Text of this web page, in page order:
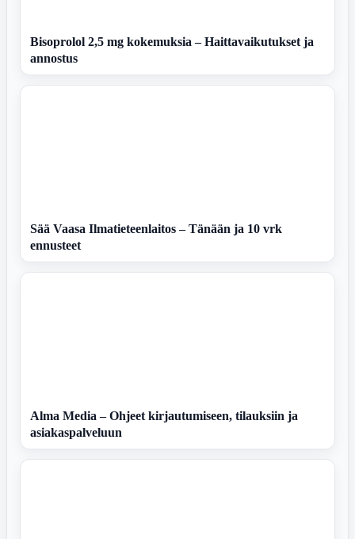
Bisoprolol 2,5 mg kokemuksia – Haittavaikutukset ja
annostus
Sää Vaasa Ilmatieteenlaitos – Tänään ja 10 vrk
ennusteet
Alma Media – Ohjeet kirjautumiseen, tilauksiin ja
asiakaspalveluun